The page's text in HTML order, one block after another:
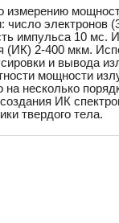
измерению
число электронов
импульса 10 мс.
(ИК) 2-400 мкм.
и вывода
мощности
несколько
ИК
твердого тела.